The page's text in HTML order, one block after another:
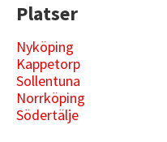
Platser
Nyköping
Kappetorp
Sollentuna
Norrköping
Södertälje